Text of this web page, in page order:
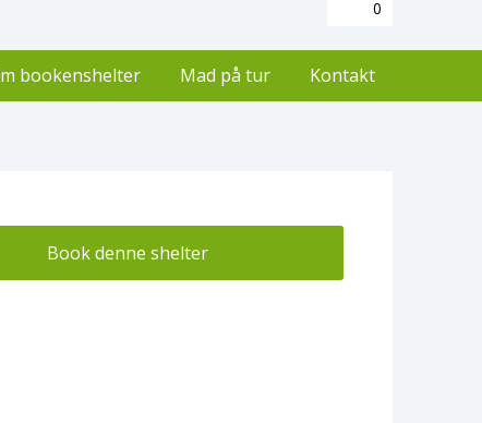
0
bookenshelter Mad på tur Kontakt
Book denne shelter